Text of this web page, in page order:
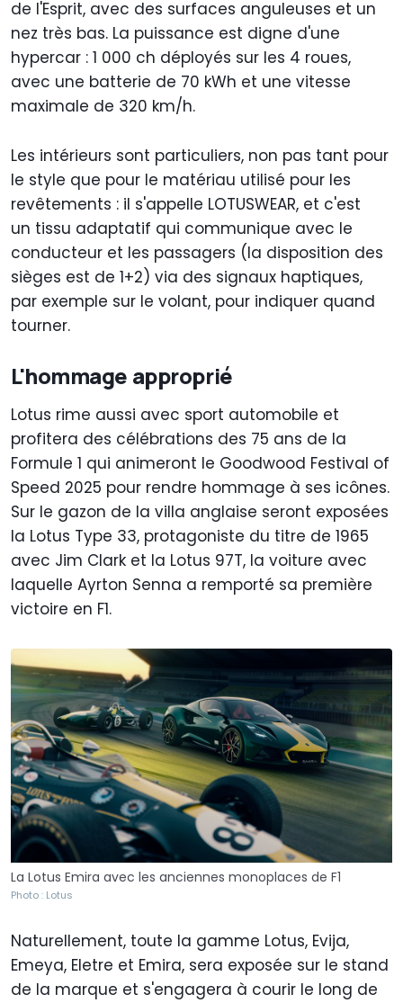
de l'Esprit, avec des surfaces anguleuses et un
nez très bas. La puissance est digne d'une
hypercar : 1 000 ch déployés sur les 4 roues,
avec une batterie de 70 kWh et une vitesse
maximale de 320 km/h.
Les intérieurs sont particuliers, non pas tant pour
le style que pour le matériau utilisé pour les
revêtements : il s'appelle LOTUSWEAR, et c'est
un tissu adaptatif qui communique avec le
conducteur et les passagers (la disposition des
sièges est de 1+2) via des signaux haptiques,
par exemple sur le volant, pour indiquer quand
tourner.
L'hommage approprié
Lotus rime aussi avec sport automobile et
profitera des célébrations des 75 ans de la
Formule 1 qui animeront le Goodwood Festival of
Speed 2025 pour rendre hommage à ses icônes.
Sur le gazon de la villa anglaise seront exposées
la Lotus Type 33, protagoniste du titre de 1965
avec Jim Clark et la Lotus 97T, la voiture avec
laquelle Ayrton Senna a remporté sa première
victoire en F1.
La Lotus Emira avec les anciennes monoplaces de F1
Photo : Lotus
Naturellement, toute la gamme Lotus, Evija,
Emeya, Eletre et Emira, sera exposée sur le stand
de la marque et s'engagera à courir le long de